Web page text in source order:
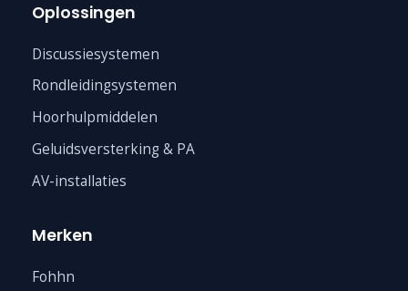
Oplossingen
Discussiesystemen
Rondleidingsystemen
Hoorhulpmiddelen
Geluidsversterking & PA
AV-installaties
Merken
Fohhn